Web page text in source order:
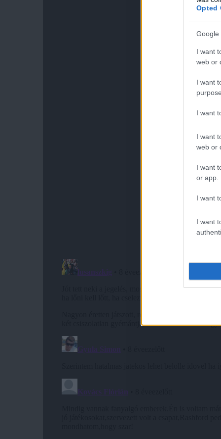
Opted
Google
I want
web or
I want
I want
I want
web or
I want
or app.
I want
I want